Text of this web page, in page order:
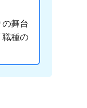
舞台
職種の